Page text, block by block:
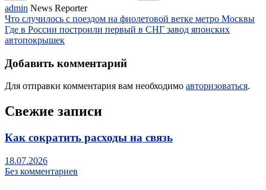
admin News Reporter
Что случилось с поездом на фиолетовой ветке метро Москвы
Где в России построили первый в СНГ завод японских
автопокрышек
Добавить комментарий
Для отправки комментария вам необходимо авторизоваться.
Свежие записи
Как сократить расходы на связь
18.07.2026
Без комментариев